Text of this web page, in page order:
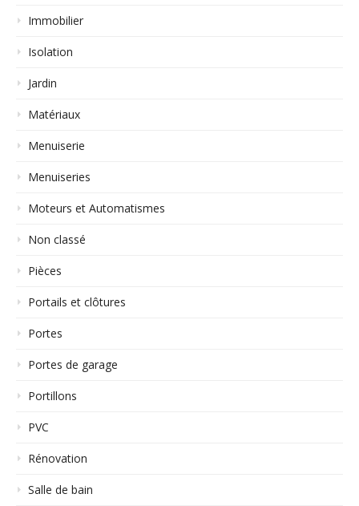
Immobilier
Isolation
Jardin
Matériaux
Menuiserie
Menuiseries
Moteurs et Automatismes
Non classé
Pièces
Portails et clôtures
Portes
Portes de garage
Portillons
PVC
Rénovation
Salle de bain